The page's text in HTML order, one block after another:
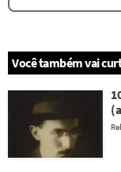
Você também vai